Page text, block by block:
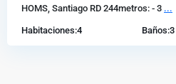
HOMS, Santiago RD 244metros: - 3 ...
Habitaciones:4 Baños:3